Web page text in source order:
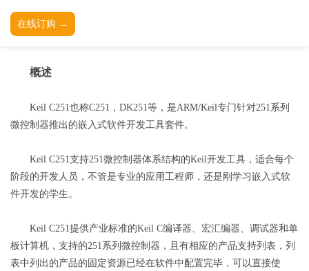
在线订购 →
概述
Keil C251也称C251，DK251等，是ARM/Keil专门针对251系列
微控制器推出的嵌入式软件开发工具套件。
Keil C251支持251微控制器体系结构的Keil开发工具，适合每个
阶段的开发人员，不管是专业的应用工程师，还是刚学习嵌入式软
件开发的学生。
Keil C251提供产业标准的Keil C编译器、宏汇编器、调试器和单
板计算机，支持的251系列微控制器，且有相应的产品支持列表，列
表中列出的产品的固定资源已经在软件中配置完毕，可以直接使